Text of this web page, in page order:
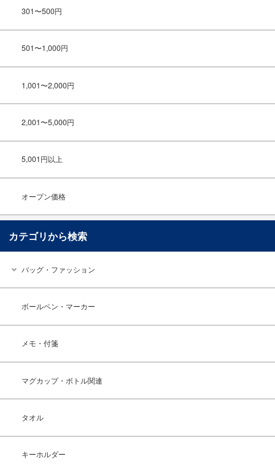
301〜500円
501〜1,000円
1,001〜2,000円
2,001〜5,000円
5,001円以上
オープン価格
カテゴリから検索
バッグ・ファッション
ボールペン・マーカー
メモ・付箋
マグカップ・ボトル関連
タオル
キーホルダー